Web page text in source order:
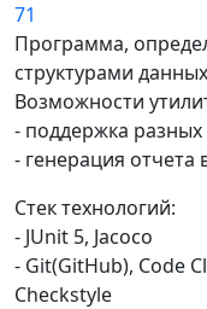
71
Программа,
структурами
Возможности
- поддержка
- генерация
Стек технологий:
- JUnit 5, Jacoco
- Git(GitHub), Code
Checkstyle